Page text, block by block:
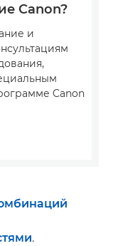
Canon?
и
Canon
.